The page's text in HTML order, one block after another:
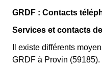
GRDF : Contacts
Services et contacts
Il existe différents
GRDF à Provin (59185).